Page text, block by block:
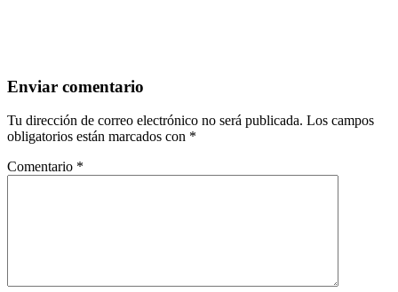
Enviar comentario
Tu dirección de correo electrónico no será publicada. Los campos
obligatorios están marcados con *
Comentario *